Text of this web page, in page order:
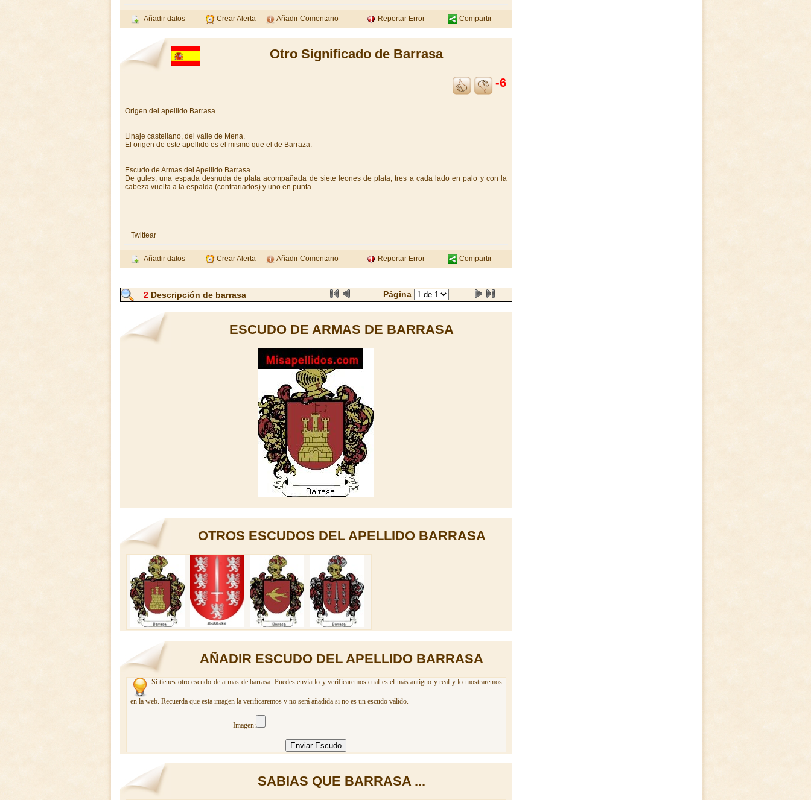
Añadir datos Crear Alerta Añadir Comentario Reportar Error Compartir
Otro Significado de Barrasa
-6
Origen del apellido Barrasa
Linaje castellano, del valle de Mena.
El origen de este apellido es el mismo que el de Barraza.
Escudo de Armas del Apellido Barrasa
De gules, una espada desnuda de plata acompañada de siete leones de plata, tres a cada lado en palo y con la
cabeza vuelta a la espalda (contrariados) y uno en punta.
Twittear
Añadir datos Crear Alerta Añadir Comentario Reportar Error Compartir
2Descripción de barrasa Página
ESCUDO DE ARMAS DE BARRASA
OTROS ESCUDOS DEL APELLIDO BARRASA
AÑADIR ESCUDO DEL APELLIDO BARRASA
Si tienes otro escudo de armas de barrasa. Puedes enviarlo y verificaremos cual es el más antiguo y real y lo mostraremos
en la web. Recuerda que esta imagen la verificaremos y no será añadida si no es un escudo válido.
Imagen:
SABIAS QUE BARRASA ...